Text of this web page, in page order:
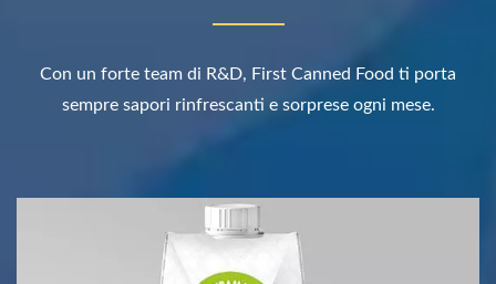
Con un forte team di R&D, First Canned Food ti porta
sempre sapori rinfrescanti e sorprese ogni mese.